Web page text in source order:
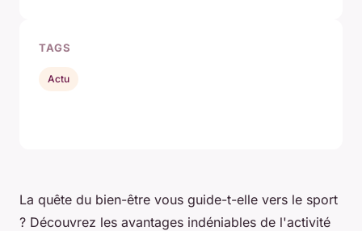
La quête du bien-être vous guide-t-elle vers le sport
? Découvrez les avantages indéniables de l'activité
TAGS
Actu